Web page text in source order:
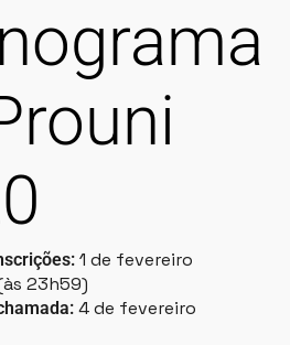
1 de fevereiro
23h59)
4 de fevereiro